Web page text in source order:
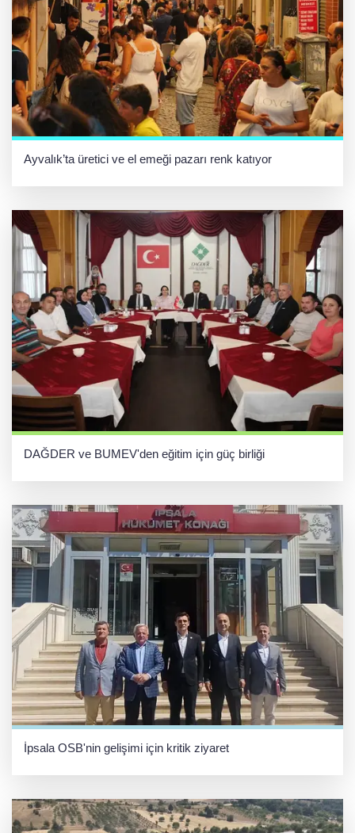
Ayvalık’ta üretici ve el emeği pazarı renk katıyor
DAĞDER ve BUMEV'den eğitim için güç birliği
İpsala OSB'nin gelişimi için kritik ziyaret